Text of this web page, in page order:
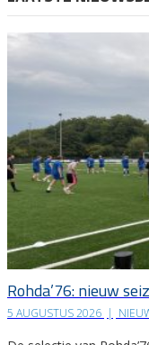
Rohda’76: nieuw
5 AUGUSTUS 2026 |